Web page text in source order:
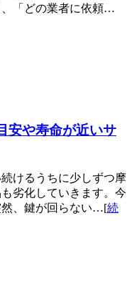
「どの業者に依頼…
安や寿命が近いサ
けるうちに少しずつ摩
劣化していきます。今
然、鍵が回らない…[続